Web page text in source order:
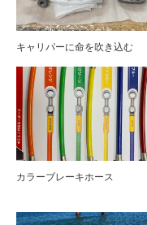
キャリパーに命を吹き込む
カラーブレーキホース